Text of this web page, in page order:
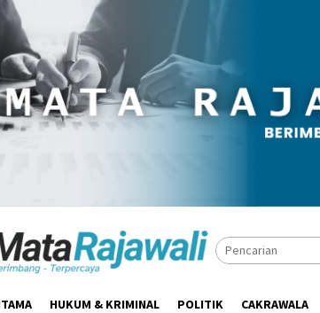
HUKUM & KRIMINAL POLITIK CAKRAWALA